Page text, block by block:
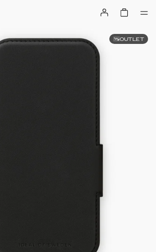
OUTLET